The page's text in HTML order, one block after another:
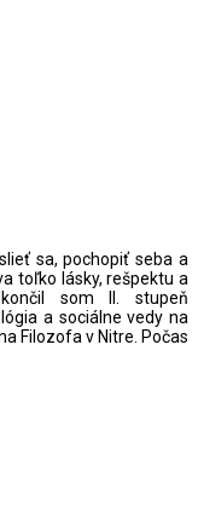
sa, pochopiť seba a
toľko lásky, rešpektu a
som II. stupeň
a sociálne vedy na
Filozofa v Nitre. Počas